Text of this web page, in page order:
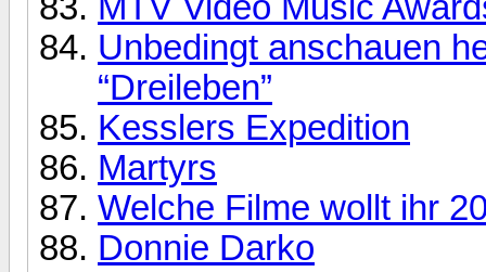
Unbedingt anschauen
“Dreileben”
Kesslers Expedition
Martyrs
Welche Filme wollt ihr
Donnie Darko